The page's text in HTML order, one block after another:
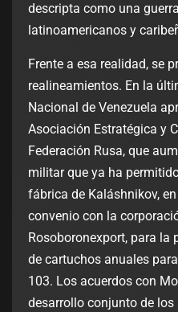
descripta como una
latinoamericanos y
Frente a esa realidad, se
realineamientos. En la
Nacional de Venezuela
Asociación Estratégica y
Federación Rusa, que
militar que ya ha
fábrica de Kaláshnikov,
convenio con la
Rosoboronexport, para la
de cartuchos anuales
103. Los acuerdos con
desarrollo conjunto de